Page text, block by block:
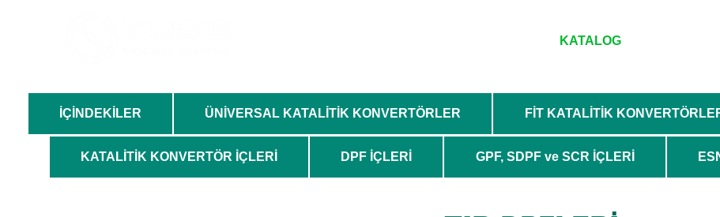
KATALOG
İÇİNDEKİLER ÜNİVERSAL KATALİTİK KONVERTÖRLER FİT KATALİTİK
KATALİTİK KONVERTÖR İÇLERİ DPF İÇLERİ GPF, SDPF ve SCR İÇLERİ